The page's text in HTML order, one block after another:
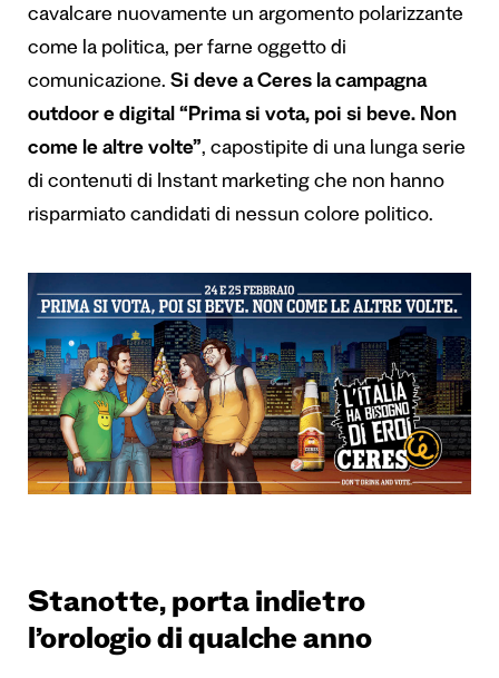
cavalcare nuovamente un argomento polarizzante
come la politica, per farne oggetto di
comunicazione. Si deve a Ceres la campagna
outdoor e digital “Prima si vota, poi si beve. Non
come le altre volte”, capostipite di una lunga serie
di contenuti di Instant marketing che non hanno
risparmiato candidati di nessun colore politico.
Stanotte, porta indietro
l’orologio di qualche anno